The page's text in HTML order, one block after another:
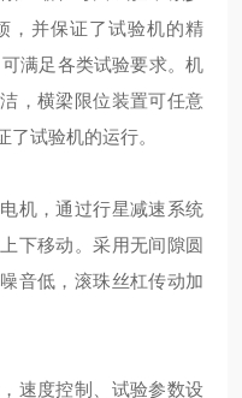
，并保证了试验机的精
满足各类试验要求。机
，横梁限位装置可任意
试验机的运行。
机，通过行星减速系统
下移动。采用无间隙圆
音低，滚珠丝杠传动加
速度控制、试验参数设